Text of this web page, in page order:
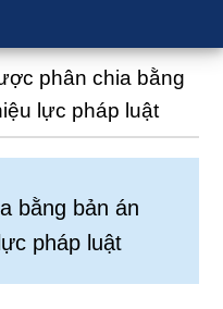
phân chia bằng
lực pháp luật
bằng bản án
pháp luật